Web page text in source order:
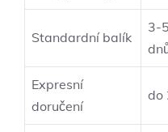
Standardní balík
3-
Expresní
doručení
do